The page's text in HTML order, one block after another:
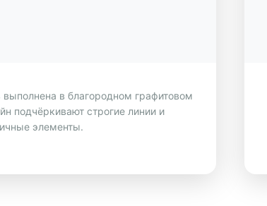
в благородном графитовом
подчёркивают строгие линии и
элементы.